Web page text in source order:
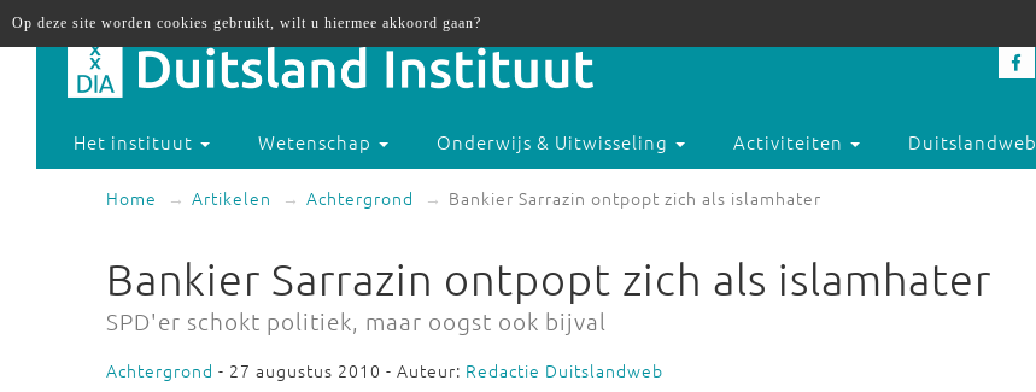
Het instituut Wetenschap Onderwijs & Uitwisseling Activiteiten Duitslandweb
Home Artikelen Achtergrond Bankier Sarrazin ontpopt zich als islamhater
Bankier Sarrazin ontpopt zich als islamhater
SPD'er schokt politiek, maar oogst ook bijval
Achtergrond - 27 augustus 2010 - Auteur: Redactie Duitslandweb
Op deze site worden cookies gebruikt, wilt u hiermee akkoord gaan?